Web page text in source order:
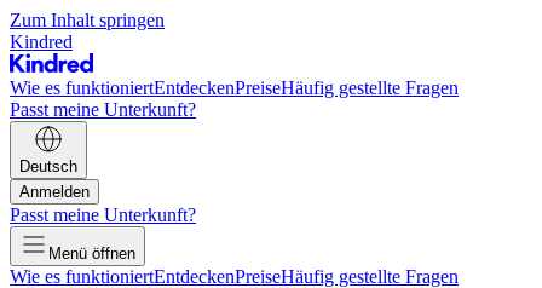
Zum Inhalt springen
Kindred
Wie es funktioniertEntdeckenPreiseHäufig gestellte Fragen
Passt meine Unterkunft?
Deutsch
Anmelden
Passt meine Unterkunft?
Menü öffnen
Wie es funktioniertEntdeckenPreiseHäufig gestellte Fragen